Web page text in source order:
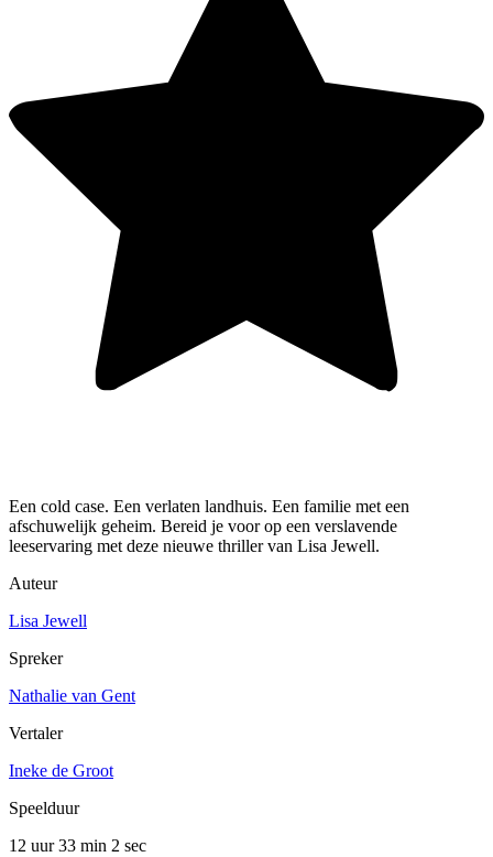
Een cold case. Een verlaten landhuis. Een familie met een
afschuwelijk geheim. Bereid je voor op een verslavende
leeservaring met deze nieuwe thriller van Lisa Jewell.
Auteur
Lisa Jewell
Spreker
Nathalie van Gent
Vertaler
Ineke de Groot
Speelduur
12 uur 33 min 2 sec